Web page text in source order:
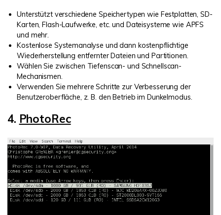
Unterstützt verschiedene Speichertypen wie Festplatten, SD-
Karten, Flash-Laufwerke, etc. und Dateisysteme wie APFS
und mehr.
Kostenlose Systemanalyse und dann kostenpflichtige
Wiederherstellung entfernter Dateien und Partitionen.
Wählen Sie zwischen Tiefenscan- und Schnellscan-
Mechanismen.
Verwenden Sie mehrere Schritte zur Verbesserung der
Benutzeroberfläche, z. B. den Betrieb im Dunkelmodus.
4. PhotoRec